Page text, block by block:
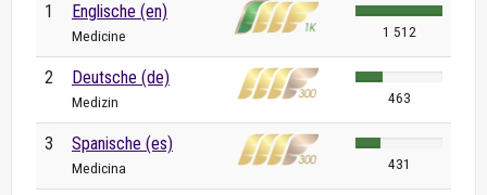
1 Englische (en)
Medicine 1 512
2 Deutsche (de)
Medizin 463
3 Spanische (es)
Medicina 431